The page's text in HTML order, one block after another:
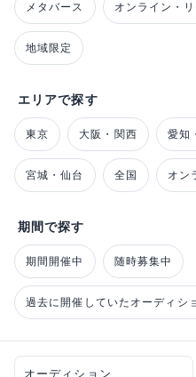
メタバース オンライン・
地域限定
エリアで探す
東京 大阪・関西 愛知
宮城・仙台 全国 オン
期間で探す
期間開催中 随時募集中
過去に開催していたオーディシ
オーディション